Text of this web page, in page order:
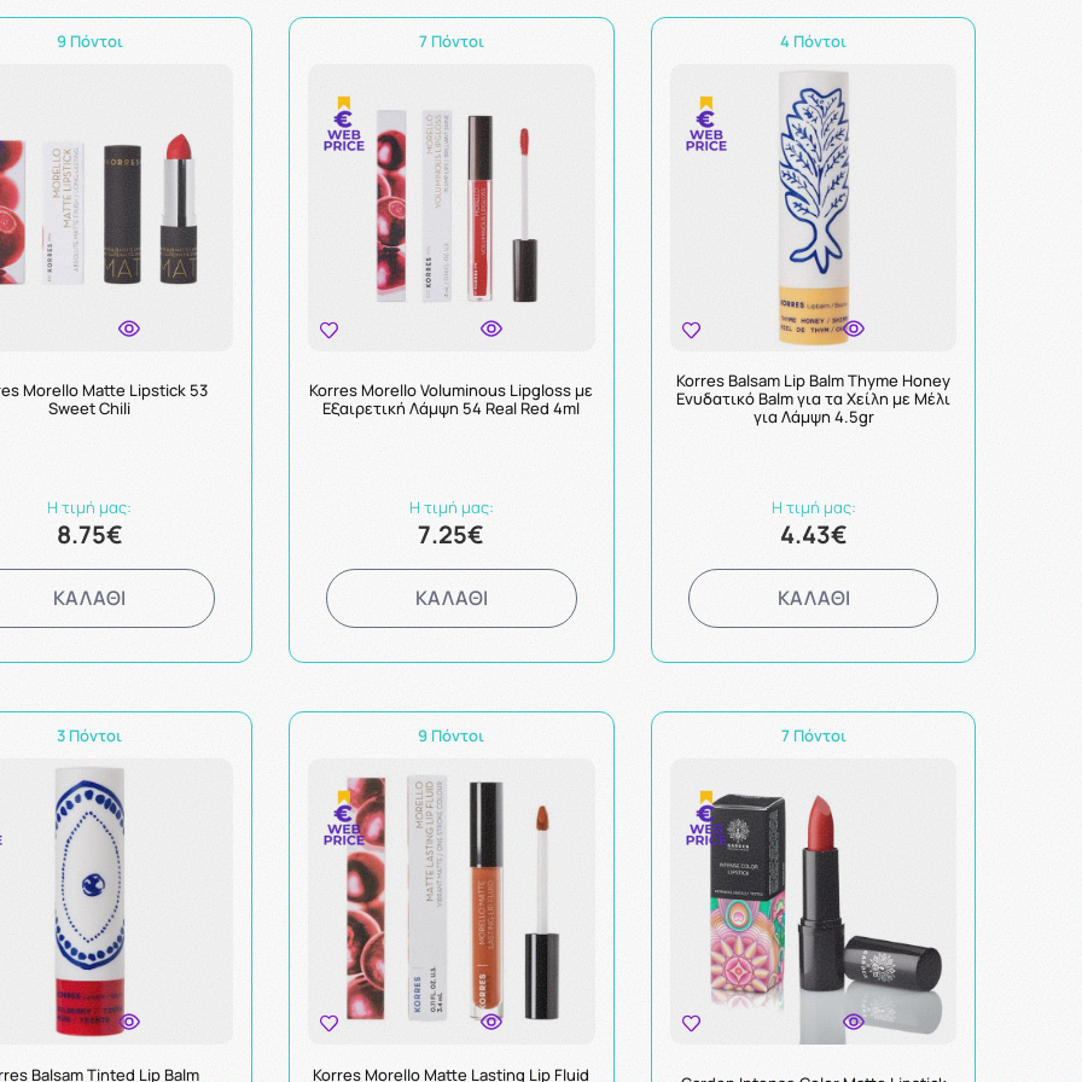
9 Πόντοι
Morello Matte Lipstick 53
Sweet Chili
Η τιμή μας:
8.75€
ΚΑΛΑΘΙ
7 Πόντοι
Korres Morello Voluminous Lipgloss με
Εξαιρετική Λάμψη 54 Real Red 4ml
Η τιμή μας:
7.25€
ΚΑΛΑΘΙ
4 Πόντοι
Korres Balsam Lip Balm Thyme Honey
Ενυδατικό Balm για τα Χείλη με Μέλι
για Λάμψη 4.5gr
Η τιμή μας:
4.43€
ΚΑΛΑΘΙ
3 Πόντοι
Balsam Tinted Lip Balm
9 Πόντοι
Korres Morello Matte Lasting Lip Fluid
7 Πόντοι